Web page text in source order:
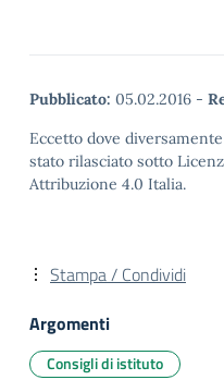
Pubblicato: 05.02.2016 -
Eccetto dove
stato rilasciato sotto
Attribuzione 4.0 Italia.
Stampa / Condividi
Argomenti
Consigli di istituto